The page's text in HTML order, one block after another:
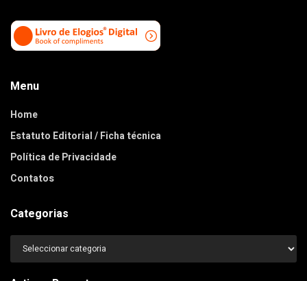
Menu
Home
Estatuto Editorial / Ficha técnica
Política de Privacidade
Contatos
Categorias
Categorias